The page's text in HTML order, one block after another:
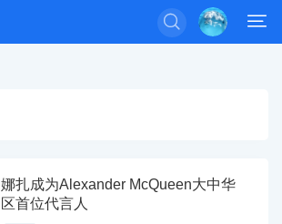


娜扎成为Alexander McQueen大中华
区首位代言人